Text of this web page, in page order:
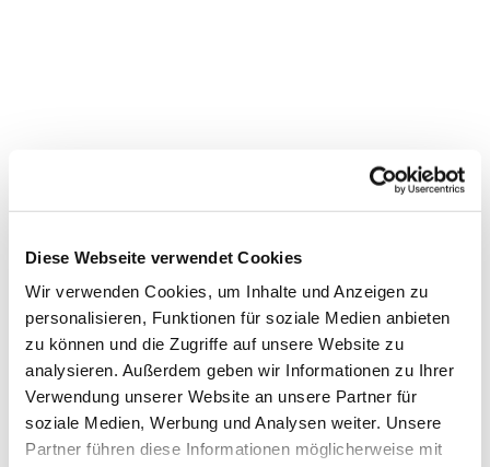
Diese Webseite verwendet Cookies
Wir verwenden Cookies, um Inhalte und Anzeigen zu
personalisieren, Funktionen für soziale Medien anbieten
zu können und die Zugriffe auf unsere Website zu
analysieren. Außerdem geben wir Informationen zu Ihrer
Verwendung unserer Website an unsere Partner für
soziale Medien, Werbung und Analysen weiter. Unsere
Partner führen diese Informationen möglicherweise mit